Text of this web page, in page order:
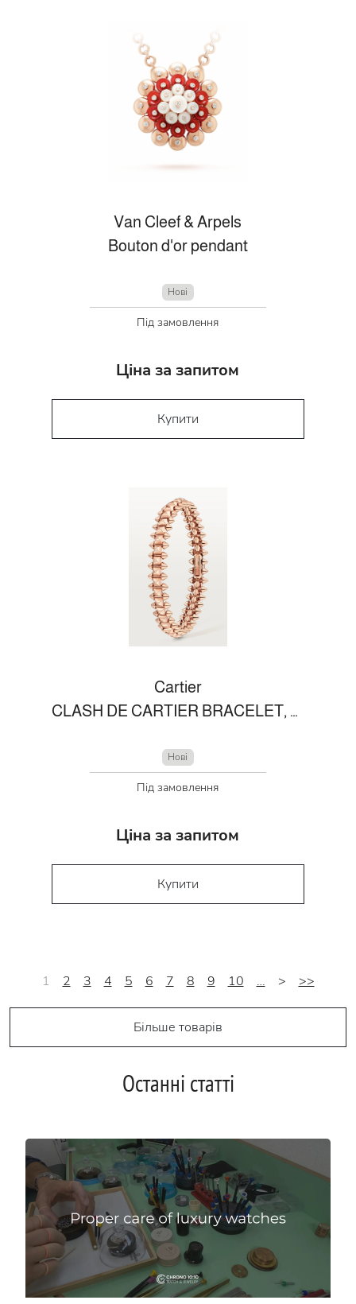
Van Cleef & Arpels
Bouton d'or pendant
Нові
Під замовлення
Ціна за запитом
Купити
Cartier
CLASH DE CARTIER BRACELET, FLEXIBLE MEDIUM MODEL
Нові
Під замовлення
Ціна за запитом
Купити
1 2 3 4 5 6 7 8 9 10 … > >>
Більше товарів
Останні статті